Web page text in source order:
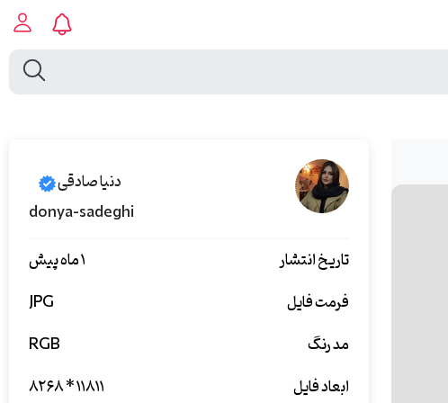
دنیا صادقی
donya-sadeghi
تاریخ انتشار
۱ ماه پیش
فرمت فایل
JPG
مد رنگ
RGB
ابعاد فایل
۸۲۶۸ * ۱۱۸۱۱